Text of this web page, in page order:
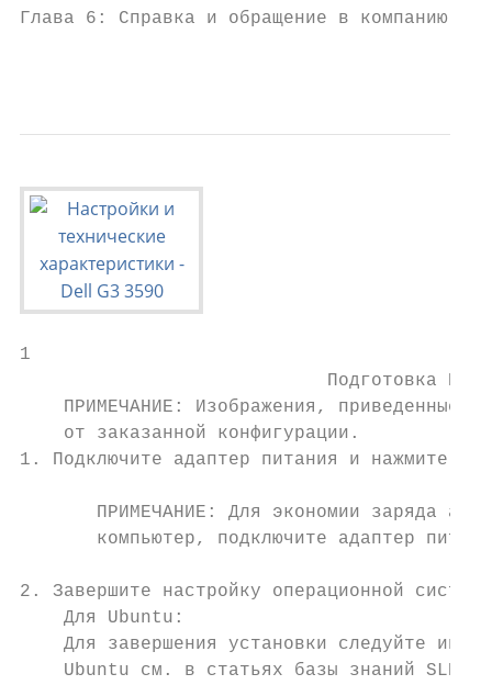
Глава 6: Справка и обращение в
1
Подготовка
ПРИМЕЧАНИЕ: Изображения, приведенные
    от заказанной конфигурации.
1. Подключите адаптер питания и нажмите на
ПРИМЕЧАНИЕ: Для экономии заряда
компьютер, подключите адаптер
2. Завершите настройку операционной
    Для Ubuntu:
Для завершения установки следуйте
Ubuntu см. в статьях базы знаний